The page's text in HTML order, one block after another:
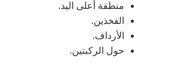
منطقة أعلى اليد.
الفخذين.
الأرداف.
حول الركبتين.